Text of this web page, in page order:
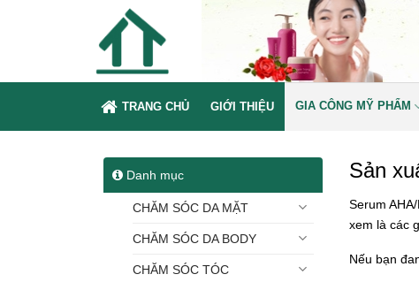
TRANG CHỦ GIỚI THIỆU GIA CÔNG MỸ PHẨM
Sản
Serum
xem là các
Nếu bạn
Danh mục
CHĂM SÓC DA MẶT
CHĂM SÓC DA BODY
CHĂM SÓC TÓC